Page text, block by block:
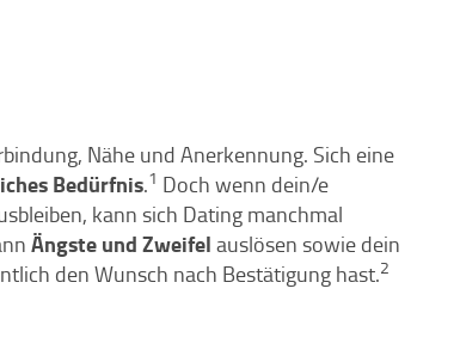
Nähe und Anerkennung. Sich eine
Bedürfnis.1 Doch wenn dein/e
kann sich Dating manchmal
Ängste und Zweifel auslösen sowie dein
den Wunsch nach Bestätigung hast.2